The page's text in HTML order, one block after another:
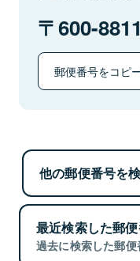
600-8811
郵便番号をコピ
他の郵便番号を
最近検索した郵
過去に検索した郵便